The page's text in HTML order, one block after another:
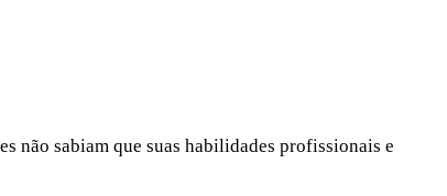
não sabiam que suas habilidades profissionais e